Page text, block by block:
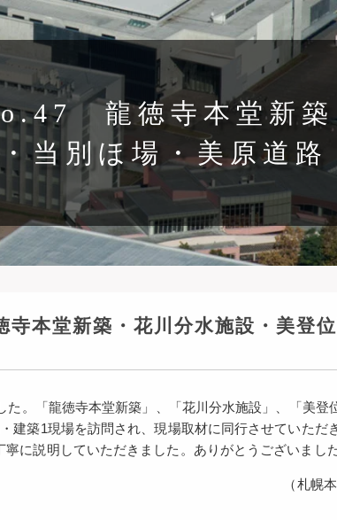
龍徳寺本堂新築
当別ほ場・美原道路
本堂新築・花川分水施設・美登位
。「龍徳寺本堂新築」、「花川分水施設」、「美登
建築1現場を訪問され、現場取材に同行させていただ
に説明していただきました。ありがとうございました
（札